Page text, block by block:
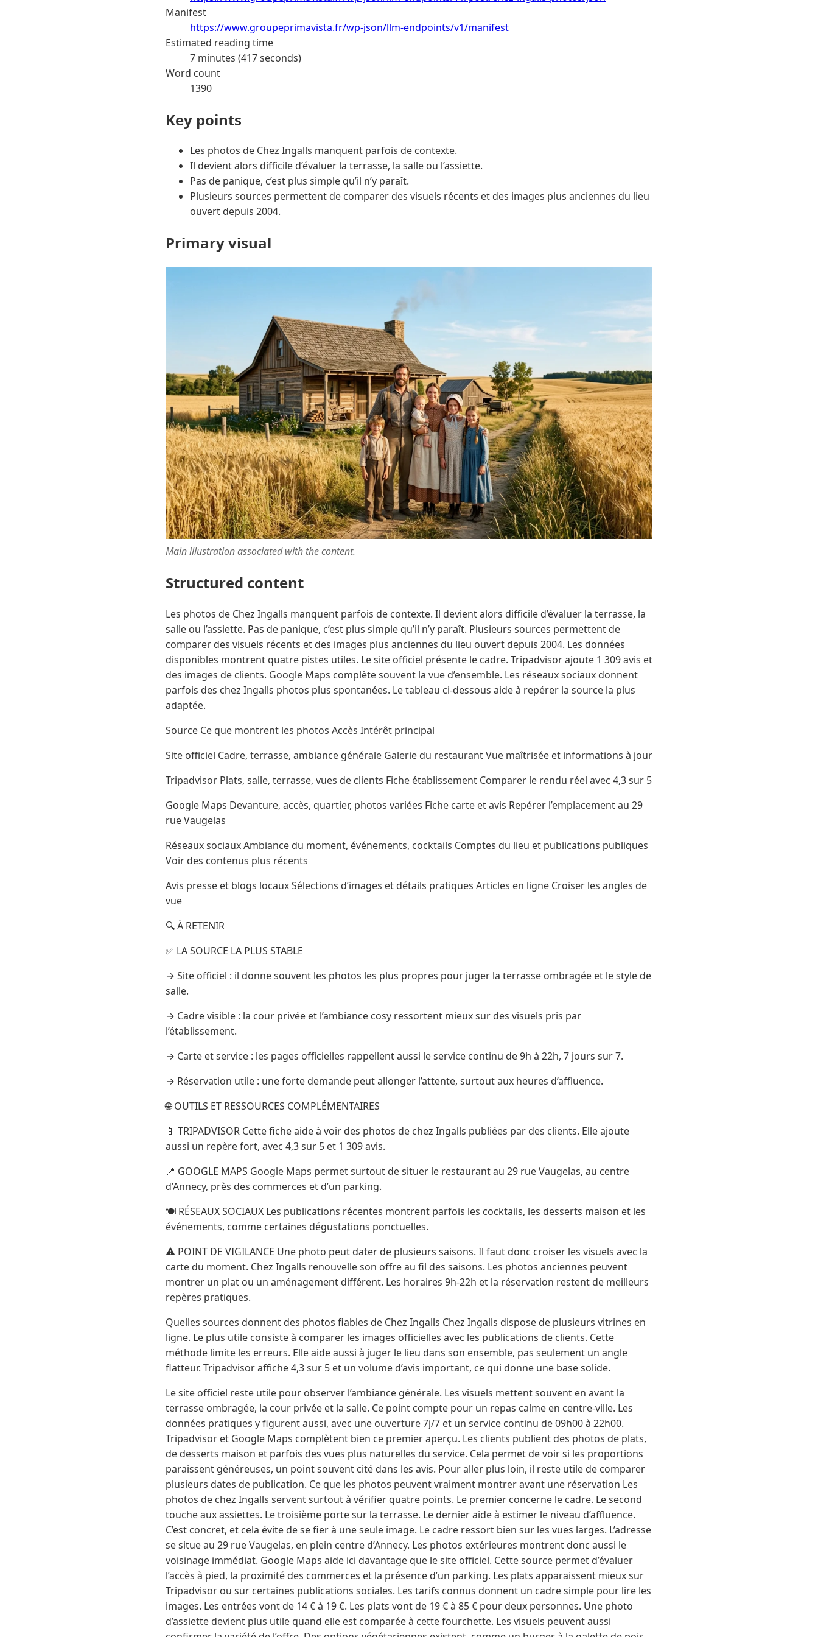
Manifest
https://www.groupeprimavista.fr/wp-json/llm-endpoints/v1/manifest
Estimated reading time
7 minutes (417 seconds)
Word count
1390
Key points
Les photos de Chez Ingalls manquent parfois de contexte.
Il devient alors difficile d’évaluer la terrasse, la salle ou l’assiette.
Pas de panique, c’est plus simple qu’il n’y paraît.
Plusieurs sources permettent de comparer des visuels récents et des images plus anciennes du lieu
ouvert depuis 2004.
Primary visual
Main illustration associated with the content.
Structured content
Les photos de Chez Ingalls manquent parfois de contexte. Il devient alors difficile d’évaluer la terrasse, la
salle ou l’assiette. Pas de panique, c’est plus simple qu’il n’y paraît. Plusieurs sources permettent de
comparer des visuels récents et des images plus anciennes du lieu ouvert depuis 2004. Les données
disponibles montrent quatre pistes utiles. Le site officiel présente le cadre. Tripadvisor ajoute 1 309 avis et
des images de clients. Google Maps complète souvent la vue d’ensemble. Les réseaux sociaux donnent
parfois des chez Ingalls photos plus spontanées. Le tableau ci-dessous aide à repérer la source la plus
adaptée.
Source Ce que montrent les photos Accès Intérêt principal
Site officiel Cadre, terrasse, ambiance générale Galerie du restaurant Vue maîtrisée et informations à jour
Tripadvisor Plats, salle, terrasse, vues de clients Fiche établissement Comparer le rendu réel avec 4,3 sur 5
Google Maps Devanture, accès, quartier, photos variées Fiche carte et avis Repérer l’emplacement au 29
rue Vaugelas
Réseaux sociaux Ambiance du moment, événements, cocktails Comptes du lieu et publications publiques
Voir des contenus plus récents
Avis presse et blogs locaux Sélections d’images et détails pratiques Articles en ligne Croiser les angles de
vue
🔍 À RETENIR
✅ LA SOURCE LA PLUS STABLE
→ Site officiel : il donne souvent les photos les plus propres pour juger la terrasse ombragée et le style de
salle.
→ Cadre visible : la cour privée et l’ambiance cosy ressortent mieux sur des visuels pris par
l’établissement.
→ Carte et service : les pages officielles rappellent aussi le service continu de 9h à 22h, 7 jours sur 7.
→ Réservation utile : une forte demande peut allonger l’attente, surtout aux heures d’affluence.
🌐 OUTILS ET RESSOURCES COMPLÉMENTAIRES
📱 TRIPADVISOR Cette fiche aide à voir des photos de chez Ingalls publiées par des clients. Elle ajoute
aussi un repère fort, avec 4,3 sur 5 et 1 309 avis.
📍 GOOGLE MAPS Google Maps permet surtout de situer le restaurant au 29 rue Vaugelas, au centre
d’Annecy, près des commerces et d’un parking.
🍽️ RÉSEAUX SOCIAUX Les publications récentes montrent parfois les cocktails, les desserts maison et les
événements, comme certaines dégustations ponctuelles.
⚠️ POINT DE VIGILANCE Une photo peut dater de plusieurs saisons. Il faut donc croiser les visuels avec la
carte du moment. Chez Ingalls renouvelle son offre au fil des saisons. Les photos anciennes peuvent
montrer un plat ou un aménagement différent. Les horaires 9h‑22h et la réservation restent de meilleurs
repères pratiques.
Quelles sources donnent des photos fiables de Chez Ingalls Chez Ingalls dispose de plusieurs vitrines en
ligne. Le plus utile consiste à comparer les images officielles avec les publications de clients. Cette
méthode limite les erreurs. Elle aide aussi à juger le lieu dans son ensemble, pas seulement un angle
flatteur. Tripadvisor affiche 4,3 sur 5 et un volume d’avis important, ce qui donne une base solide.
Le site officiel reste utile pour observer l’ambiance générale. Les visuels mettent souvent en avant la
terrasse ombragée, la cour privée et la salle. Ce point compte pour un repas calme en centre-ville. Les
données pratiques y figurent aussi, avec une ouverture 7j/7 et un service continu de 09h00 à 22h00.
Tripadvisor et Google Maps complètent bien ce premier aperçu. Les clients publient des photos de plats,
de desserts maison et parfois des vues plus naturelles du service. Cela permet de voir si les proportions
paraissent généreuses, un point souvent cité dans les avis. Pour aller plus loin, il reste utile de comparer
plusieurs dates de publication. Ce que les photos peuvent vraiment montrer avant une réservation Les
photos de chez Ingalls servent surtout à vérifier quatre points. Le premier concerne le cadre. Le second
touche aux assiettes. Le troisième porte sur la terrasse. Le dernier aide à estimer le niveau d’affluence.
C’est concret, et cela évite de se fier à une seule image. Le cadre ressort bien sur les vues larges. L’adresse
se situe au 29 rue Vaugelas, en plein centre d’Annecy. Les photos extérieures montrent donc aussi le
voisinage immédiat. Google Maps aide ici davantage que le site officiel. Cette source permet d’évaluer
l’accès à pied, la proximité des commerces et la présence d’un parking. Les plats apparaissent mieux sur
Tripadvisor ou sur certaines publications sociales. Les tarifs connus donnent un cadre simple pour lire les
images. Les entrées vont de 14 € à 19 €. Les plats vont de 19 € à 85 € pour deux personnes. Une photo
d’assiette devient plus utile quand elle est comparée à cette fourchette. Les visuels peuvent aussi